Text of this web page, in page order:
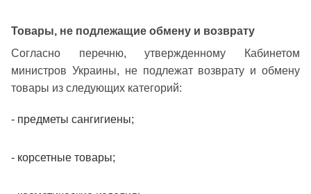
Товары, не подлежащие обмену и возврату
Согласно перечню, утвержденному Кабинетом
министров Украины, не подлежат возврату и обмену
товары из следующих категорий:
- предметы сангигиены;
- корсетные товары;